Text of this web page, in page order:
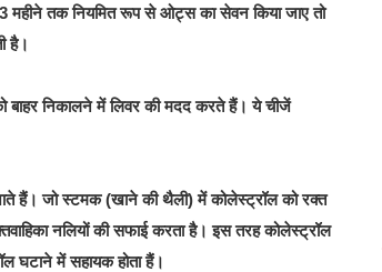
महीने तक नियमित रूप से ओट्स का सेवन किया जाए तो
है।
निकालने में लिवर की मदद करते हैं। ये चीजें
हैं। जो स्टमक (खाने की थैली) में कोलेस्ट्रॉल को रक्त
नलियों की सफाई करता है। इस तरह कोलेस्ट्रॉल
घटाने में सहायक होता हैं।